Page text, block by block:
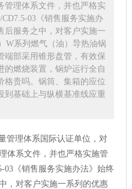
管理体系文件，并也严格实
03《销售服务实施办
后服务之中，对客户实施一
W系列燃气（油）导热油锅
端部采用锥形盘管，有效保
的燃烧装置，锅炉运行全自
格贵吗。锅筒、集箱的应位
到基础上与纵横基准线应重
管理体系国际认证单位，对
体系文件，并也严格实施管
03《销售服务实施办法》始终
，对客户实施一系列的优惠